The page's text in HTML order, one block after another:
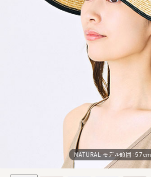
NATURAL モデル頭囲：57cm